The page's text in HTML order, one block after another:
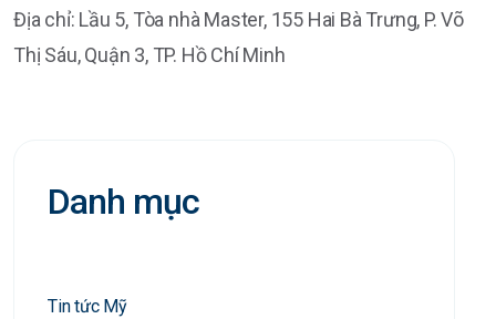
Danh mục
Tin tức Mỹ
Địa chỉ: Lầu 5, Tòa nhà Master, 155 Hai Bà Trưng, P. Võ
Thị Sáu, Quận 3, TP. Hồ Chí Minh